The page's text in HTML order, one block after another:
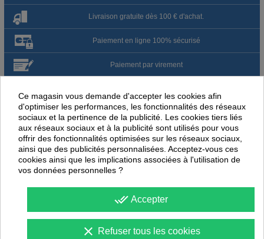
Livraison gratuite dès 100 € d'achat.
Paiement en ligne 100% sécurisé
Paiement par virement
NOUS PENSONS QUE CES ARTICLES
PEUVENT ÉGALEMENT VOUS INTÉRESSER
PROMOTION
-25% PROMOTION
Ce magasin vous demande d'accepter les cookies afin
d'optimiser les performances, les fonctionnalités des réseaux
sociaux et la pertinence de la publicité. Les cookies tiers liés
aux réseaux sociaux et à la publicité sont utilisés pour vous
offrir des fonctionnalités optimisées sur les réseaux sociaux,
ainsi que des publicités personnalisées. Acceptez-vous ces
cookies ainsi que les implications associées à l'utilisation de
vos données personnelles ?
done_all Accepter
clear Refuser tous les cookies